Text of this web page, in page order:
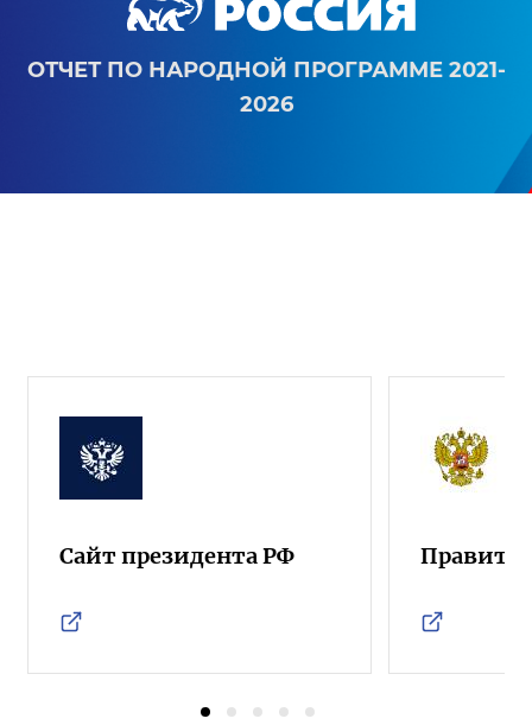
ОТЧЕТ ПО НАРОДНОЙ ПРОГРАММЕ 2021-
2026
Сайт президента РФ